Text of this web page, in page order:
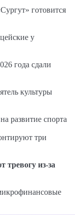
готовится
у
года сдали
культуры
развитие спорта
три
тревогу из-за